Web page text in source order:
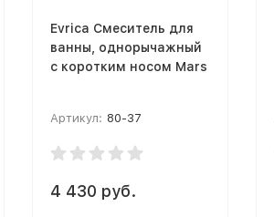
Evrica Смеситель для
ванны, однорычажный
с коротким носом Mars
Артикул: 80-37
4 430 руб.